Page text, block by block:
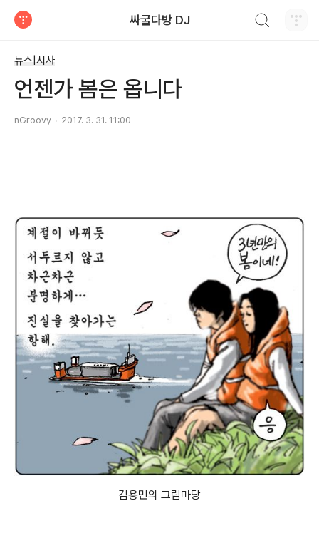
싸굴다방 DJ
뉴스|시사
언젠가 봄은 옵니다
nGroovy 2017. 3. 31. 11:00
김용민의 그림마당